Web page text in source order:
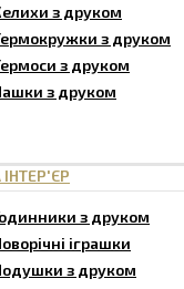
з друком
з друком
з друком
з друком
з друком
іграшки
з друком